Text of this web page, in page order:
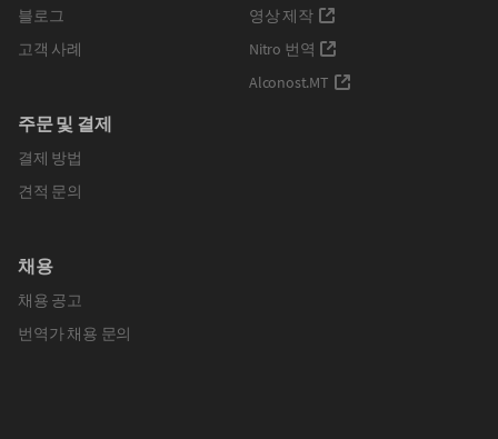
블로그
고객 사례
주문 및 결제
결제 방법
견적 문의
채용
채용 공고
번역가 채용 문의
영상 제작
Nitro 번역
Alconost.MT